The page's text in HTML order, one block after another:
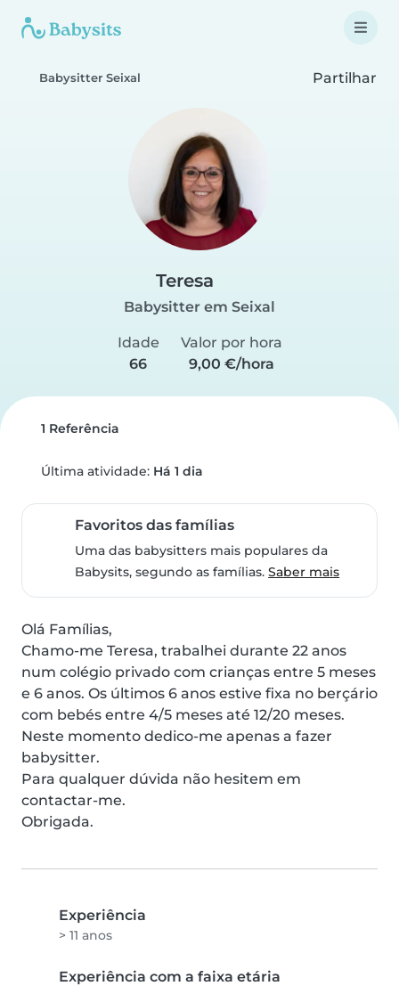
Babysitter Seixal Partilhar
Teresa
Babysitter em Seixal
Idade
66
Valor por hora
9,00 €/hora
1 Referência
Última atividade: Há 1 dia
Favoritos das famílias
Uma das babysitters mais populares da
Babysits, segundo as famílias.Saber mais
Olá Famílias,
Chamo-me Teresa, trabalhei durante 22 anos
num colégio privado com crianças entre 5 meses
e 6 anos. Os últimos 6 anos estive fixa no berçário
com bebés entre 4/5 meses até 12/20 meses.
Neste momento dedico-me apenas a fazer
babysitter.
Para qualquer dúvida não hesitem em
contactar-me.
Obrigada.
Experiência
> 11 anos
Experiência com a faixa etária